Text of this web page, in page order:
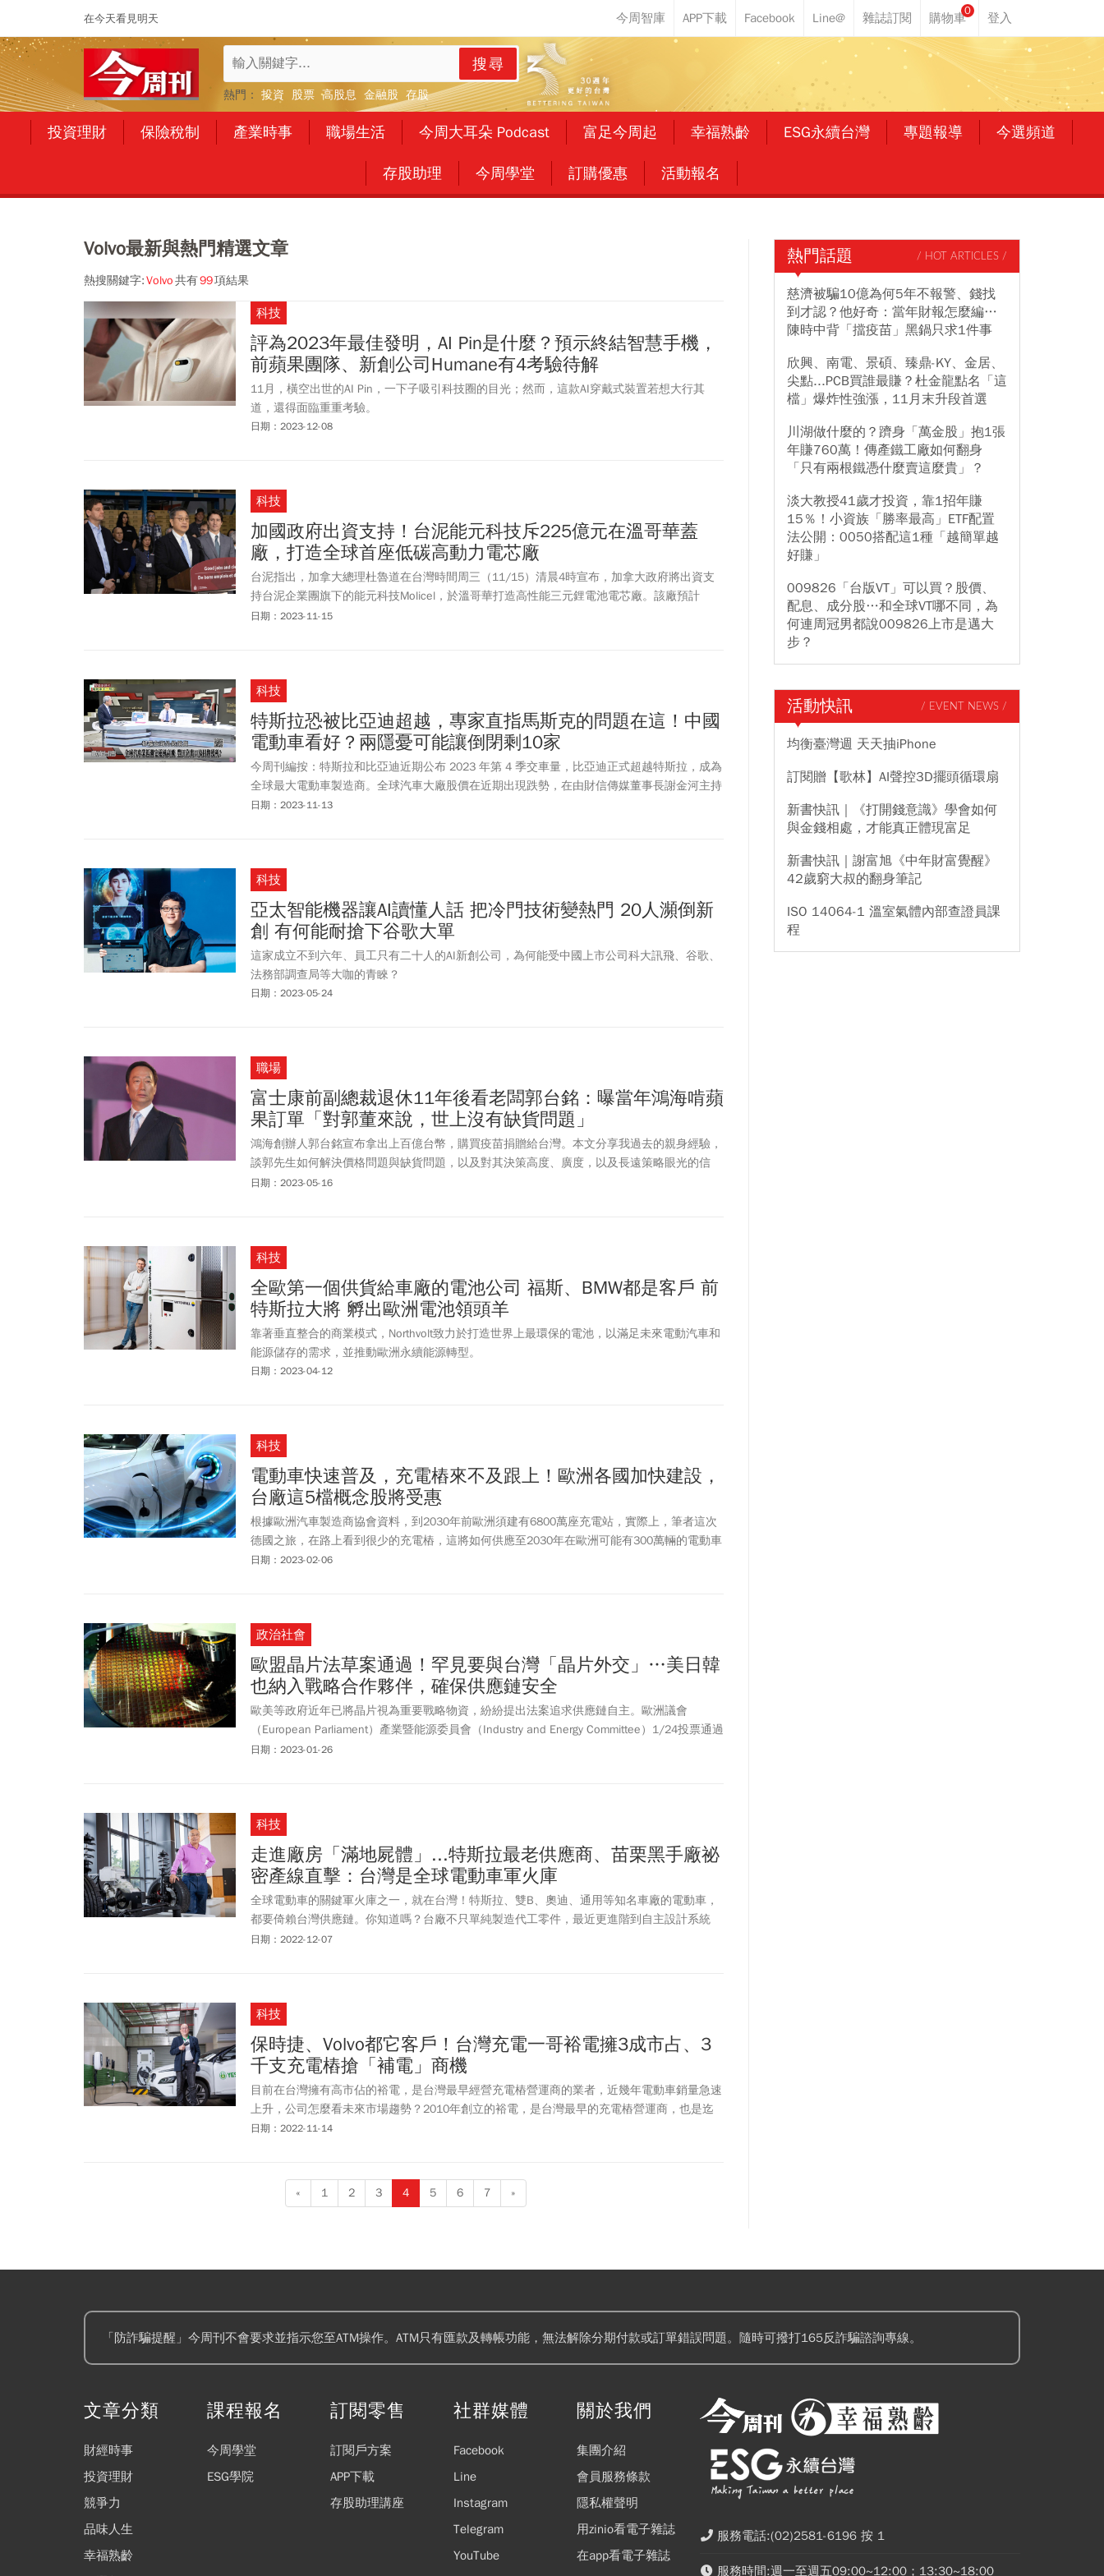
在今天看見明天
0
搜尋
熱門： 投資 股票 高股息 金融股 存股
投資理財 保險稅制 產業時事 職場生活 今周大耳朵 Podcast 富足今周起 幸福熟齡 ESG永續台灣 專題報導 今選頻道
存股助理 今周學堂 訂購優惠 活動報名
Volvo最新與熱門精選文章
熱搜關鍵字:Volvo共有99項結果
科技
評為2023年最佳發明，AI Pin是什麼？預示終結智慧手機，
前蘋果團隊、新創公司Humane有4考驗待解
11月，橫空出世的AI Pin，一下子吸引科技圈的目光；然而，這款AI穿戴式裝置若想大行其
道，還得面臨重重考驗。
日期：2023-12-08
科技
加國政府出資支持！台泥能元科技斥225億元在溫哥華蓋
廠，打造全球首座低碳高動力電芯廠
台泥指出，加拿大總理杜魯道在台灣時間周三（11/15）清晨4時宣布，加拿大政府將出資支
持台泥企業團旗下的能元科技Molicel，於溫哥華打造高性能三元鋰電池電芯廠。該廠預計
2024年動土、2028年投產，產能2.8GWh，每年可生產1.35億顆圓柱型三元鋰電池，並將成為
日期：2023-11-15
科技
特斯拉恐被比亞迪超越，專家直指馬斯克的問題在這！中國
電動車看好？兩隱憂可能讓倒閉剩10家
今周刊編按：特斯拉和比亞迪近期公布 2023 年第 4 季交車量，比亞迪正式超越特斯拉，成為
全球最大電動車製造商。全球汽車大廠股價在近期出現跌勢，在由財信傳媒董事長謝金河主持
的最新一集《數字台灣》節目中，請到兩位專家解析全球電動車市場發展趨勢。其中，微驅科
日期：2023-11-13
科技
亞太智能機器讓AI讀懂人話 把冷門技術變熱門 20人瀕倒新
創 有何能耐搶下谷歌大單
這家成立不到六年、員工只有二十人的AI新創公司，為何能受中國上市公司科大訊飛、谷歌、
法務部調查局等大咖的青睞？
日期：2023-05-24
職場
富士康前副總裁退休11年後看老闆郭台銘：曝當年鴻海啃蘋
果訂單「對郭董來說，世上沒有缺貨問題」
鴻海創辦人郭台銘宣布拿出上百億台幣，購買疫苗捐贈給台灣。本文分享我過去的親身經驗，
談郭先生如何解決價格問題與缺貨問題，以及對其決策高度、廣度，以及長遠策略眼光的信
心。
日期：2023-05-16
科技
全歐第一個供貨給車廠的電池公司 福斯、BMW都是客戶 前
特斯拉大將 孵出歐洲電池領頭羊
靠著垂直整合的商業模式，Northvolt致力於打造世界上最環保的電池，以滿足未來電動汽車和
能源儲存的需求，並推動歐洲永續能源轉型。
日期：2023-04-12
科技
電動車快速普及，充電樁來不及跟上！歐洲各國加快建設，
台廠這5檔概念股將受惠
根據歐洲汽車製造商協會資料，到2030年前歐洲須建有6800萬座充電站，實際上，筆者這次
德國之旅，在路上看到很少的充電樁，這將如何供應至2030年在歐洲可能有300萬輛的電動車
需求？先有足夠的充電樁，才能成就電動車的成長嗎？這是雞生蛋或蛋生雞的問題了。
日期：2023-02-06
政治社會
歐盟晶片法草案通過！罕見要與台灣「晶片外交」…美日韓
也納入戰略合作夥伴，確保供應鏈安全
歐美等政府近年已將晶片視為重要戰略物資，紛紛提出法案追求供應鏈自主。歐洲議會
（European Parliament）產業暨能源委員會（Industry and Energy Committee）1/24投票通過
「歐盟晶片法」（Framework of measures for strengthening Europe's semiconductor
日期：2023-01-26
科技
走進廠房「滿地屍體」...特斯拉最老供應商、苗栗黑手廠祕
密產線直擊：台灣是全球電動車軍火庫
全球電動車的關鍵軍火庫之一，就在台灣！特斯拉、雙B、奧迪、通用等知名車廠的電動車，
都要倚賴台灣供應鏈。你知道嗎？台廠不只單純製造代工零件，最近更進階到自主設計系統
件。當新創、傳統車廠、科技巨頭加速進入市場，台灣正悄悄搶下更大商機。
日期：2022-12-07
科技
保時捷、Volvo都它客戶！台灣充電一哥裕電擁3成市占、3
千支充電樁搶「補電」商機
目前在台灣擁有高市佔的裕電，是台灣最早經營充電樁營運商的業者，近幾年電動車銷量急速
上升，公司怎麼看未來市場趨勢？2010年創立的裕電，是台灣最早的充電樁營運商，也是迄
今非特斯拉體系的充電站，市占率最高的業者。裕電總監王柏棠接受本刊專訪透露，「我們在
日期：2022-11-14
« 1 2 3 4 5 6 7 »
熱門話題 / HOT ARTICLES /
慈濟被騙10億為何5年不報警、錢找
到才認？他好奇：當年財報怎麼編…
陳時中背「擋疫苗」黑鍋只求1件事
欣興、南電、景碩、臻鼎-KY、金居、
尖點...PCB買誰最賺？杜金龍點名「這
檔」爆炸性強漲，11月末升段首選
川湖做什麼的？躋身「萬金股」抱1張
年賺760萬！傳產鐵工廠如何翻身
「只有兩根鐵憑什麼賣這麼貴」？
淡大教授41歲才投資，靠1招年賺
15％！小資族「勝率最高」ETF配置
法公開：0050搭配這1種「越簡單越
好賺」
009826「台版VT」可以買？股價、
配息、成分股…和全球VT哪不同，為
何連周冠男都說009826上市是邁大
步？
活動快訊 / EVENT NEWS /
均衡臺灣週 天天抽iPhone
訂閱贈【歌林】AI聲控3D擺頭循環扇
新書快訊｜《打開錢意識》學會如何
與金錢相處，才能真正體現富足
新書快訊｜謝富旭《中年財富覺醒》
42歲窮大叔的翻身筆記
ISO 14064-1 溫室氣體內部查證員課
程
「防詐騙提醒」今周刊不會要求並指示您至ATM操作。ATM只有匯款及轉帳功能，無法解除分期付款或訂單錯誤問題。隨時可撥打165反詐騙諮詢專線。
文章分類
財經時事
投資理財
競爭力
品味人生
幸福熟齡
課程報名
今周學堂
ESG學院
訂閱零售
訂閱戶方案
APP下載
存股助理講座
社群媒體
Facebook
Line
Instagram
Telegram
YouTube
關於我們
集團介紹
會員服務條款
隱私權聲明
用zinio看電子雜誌
在app看電子雜誌
服務電話:(02)2581-6196 按 1
服務時間:週一至週五09:00~12:00；13:30~18:00